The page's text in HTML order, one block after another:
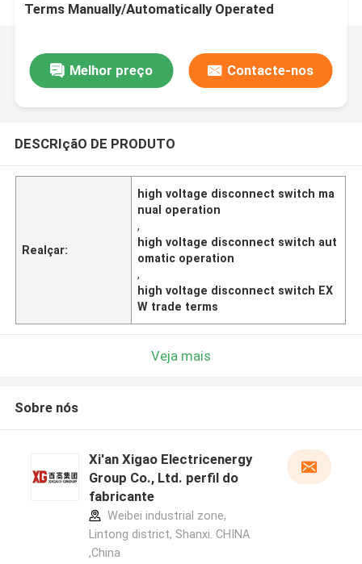
Terms Manually/Automatically Operated
Melhor preço Contacte-nos
DESCRIçãO DE PRODUTO
Realçar:
high voltage disconnect switch ma
nual operation
,
high voltage disconnect switch aut
omatic operation
,
high voltage disconnect switch EX
W trade terms
Veja mais
Sobre nós
Xi'an Xigao Electricenergy
Group Co., Ltd. perfil do
fabricante
Weibei industrial zone,
Lintong district, Shanxi. CHINA
,China